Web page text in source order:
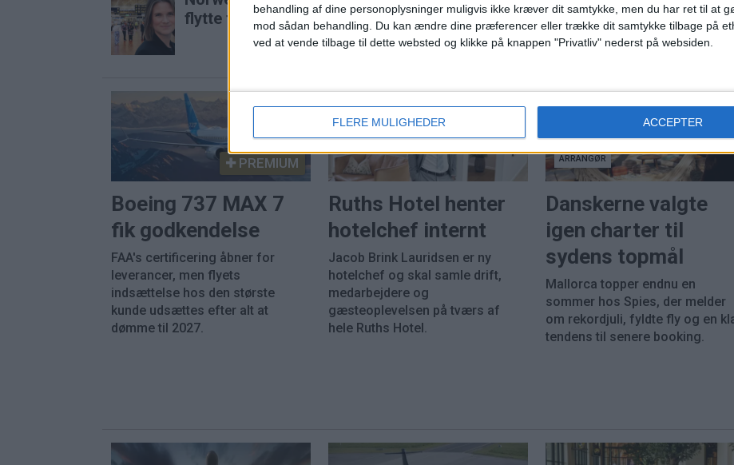
behandling af dine personoplysninger muligvis ikke kræver dit samtykke, men du har ret til at
mod sådan behandling.
Du kan ændre dine præferencer eller trække dit samtykke tilbage på
ved at vende tilbage til dette websted og klikke på knappen "Privatliv" nederst på websiden.
FLERE MULIGHEDER ACCEPTER
flytte trafik til Billund
PREMIUM
Boeing 737 MAX 7
fik godkendelse
FAA's certificering åbner for
leverancer, men flyets
indsættelse hos den største
kunde udsættes efter alt at
dømme til 2027.
Ruths Hotel henter
hotelchef internt
Jacob Brink Lauridsen er ny
hotelchef og skal samle drift,
medarbejdere og
gæsteoplevelsen på tværs af
hele Ruths Hotel.
ARRANGØR
Danskerne valgte
igen charter til
sydens topmål
Mallorca topper endnu en
sommer hos Spies, der melder
om rekordjuli, fyldte fly og en
tendens til senere booking.